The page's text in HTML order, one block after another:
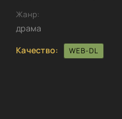
Жанр:
драма
Качество:
WEB-DL